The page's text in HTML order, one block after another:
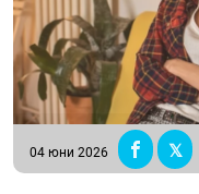
04 юни 2026